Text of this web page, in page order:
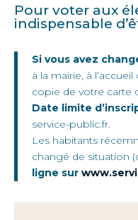
Pour voter aux
indispensable
Si vous avez
à la mairie, à
copie de votre carte
Date limite
service-public.fr.
Les habitants
changé de situation
ligne sur